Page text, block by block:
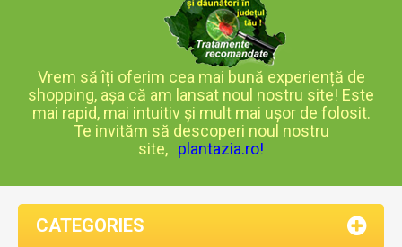
Vrem să îți oferim cea mai bună experiență de
shopping, așa că am lansat noul nostru site! Este
mai rapid, mai intuitiv și mult mai ușor de folosit.
Te invităm să descoperi noul nostru
site, plantazia.ro!
CATEGORIES